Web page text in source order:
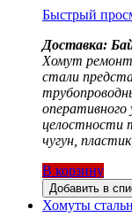
Быстрый
Доставка:
Хомут
стали
оперативного
целостности
чугун,
В корзину
Добавить в
Хомуты